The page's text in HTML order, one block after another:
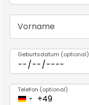
Vorname
Geburtsdatum (optional)
+49
Telefon (optional)